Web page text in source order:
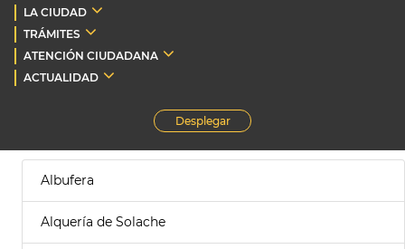
LA CIUDAD
TRÁMITES
ATENCIÓN CIUDADANA
ACTUALIDAD
Desplegar
Albufera
Alquería de Solache